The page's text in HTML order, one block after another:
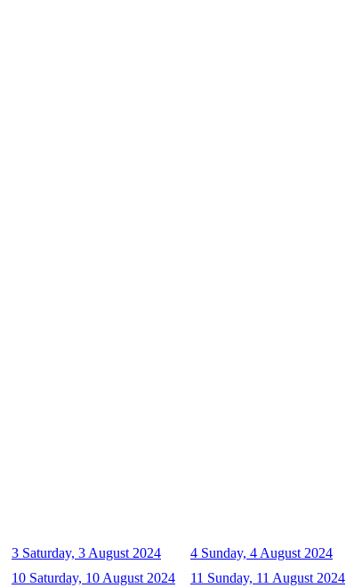
3 Saturday, 3 August 2024 4 Sunday, 4 August 2024
10 Saturday, 10 August 2024 11 Sunday, 11 August 2024